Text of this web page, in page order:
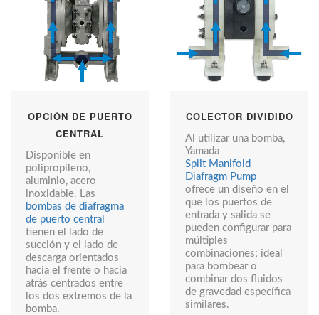
OPCIÓN DE PUERTO
CENTRAL
Disponible en
polipropileno,
aluminio, acero
inoxidable. Las
bombas de diafragma
de puerto central
tienen el lado de
succión y el lado de
descarga orientados
hacia el frente o hacia
atrás centrados entre
los dos extremos de la
bomba.
COLECTOR DIVIDIDO
Al utilizar una bomba,
Yamada
Split Manifold
Diafragm Pump
ofrece un diseño en el
que los puertos de
entrada y salida se
pueden configurar para
múltiples
combinaciones; ideal
para bombear o
combinar dos fluidos
de gravedad específica
similares.